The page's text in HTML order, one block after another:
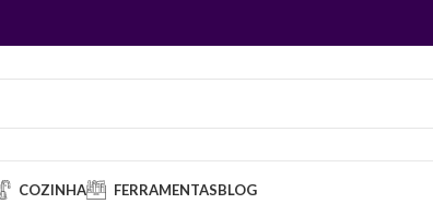
COZINHA FERRAMENTASBLOG